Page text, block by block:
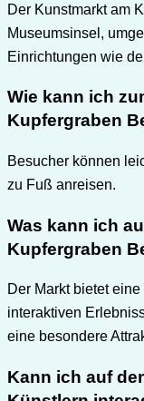
Der Kunstmarkt am
Museumsinsel,
Einrichtungen wie
Wie kann ich
Kupfergraben
Besucher können
zu Fuß anreisen.
Was kann ich
Kupfergraben
Der Markt bietet
interaktiven
eine besondere
Kann ich auf